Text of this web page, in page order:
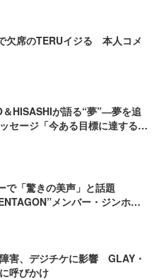
欠席のTERUイジる 本人コメ
HISASHIが語る“夢”―夢を追
セージ「今ある目標に達するこ
インタビュー＞
で「驚きの美声」と話題
メンバー・ジンホに
害、デジチケに影響 GLAY・
呼びかけ